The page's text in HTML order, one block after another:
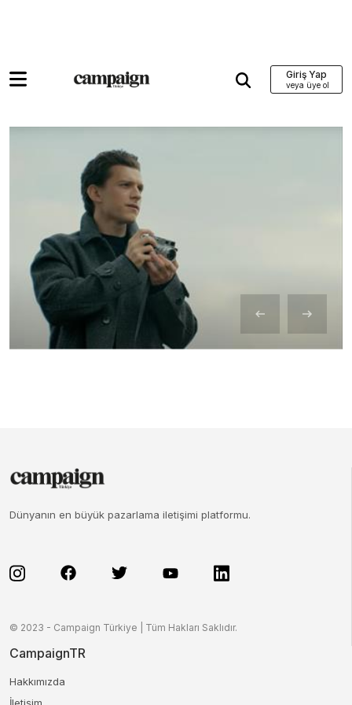
Giriş Yap
Dünyanın en büyük pazarlama iletişimi platformu.
© 2023 - Campaign Türkiye | Tüm Hakları Saklıdır.
CampaignTR
Hakkımızda